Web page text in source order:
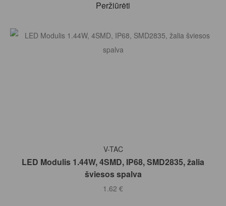
Peržiūrėti
Į KREPŠELĮ
V-TAC
LED Modulis 1.44W, 4SMD, IP68, SMD2835, žalia
šviesos spalva
1.62 €